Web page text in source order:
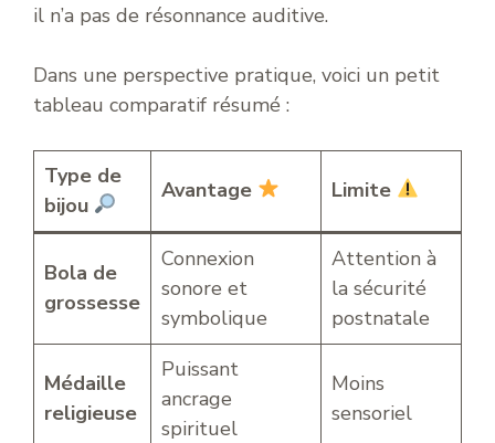
il n’a pas de résonnance auditive.
Dans une perspective pratique, voici un petit
tableau comparatif résumé :
Type de
bijou
Avantage Limite
Bola de
grossesse
Connexion
sonore et
symbolique
Attention à
la sécurité
postnatale
Médaille
religieuse
Puissant
ancrage
spirituel
Moins
sensoriel